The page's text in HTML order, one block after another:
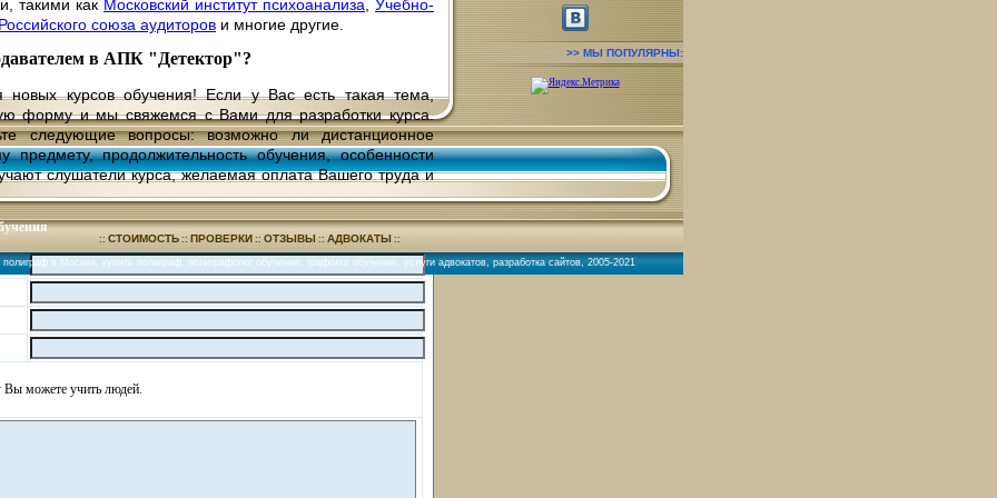
такими как Московский институт психоанализа
Учебно-
союза аудиторов и многие другие.
в АПК "Детектор"?
курсов обучения! Если у Вас есть такая тема,
форму и мы свяжемся с Вами для разработки курса.
следующие вопросы: возможно ли дистанционное
продолжительность обучения, особенности
слушатели курса, желаемая оплата Вашего труда и
Вы можете учить людей.
МЫ ПОПУЛЯРНЫ
:: СТОИМОСТЬ:: ПРОВЕРКИ :: ОТЗЫВЫ :: АДВОКАТЫ ::
полиграф в Москве , купить полиграф, полиграфолог обучение , графолог обучение , услуги адвокатов, разработка сайтов, 2005-2021